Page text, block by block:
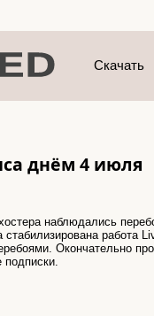
Скачать
днём 4 июля
наблюдались
работа
Окончательно